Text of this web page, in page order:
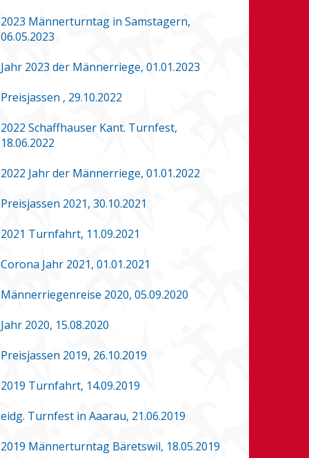
2023 Männerturntag in Samstagern,
06.05.2023
Jahr 2023 der Männerriege, 01.01.2023
Preisjassen , 29.10.2022
2022 Schaffhauser Kant. Turnfest,
18.06.2022
2022 Jahr der Männerriege, 01.01.2022
Preisjassen 2021, 30.10.2021
2021 Turnfahrt, 11.09.2021
Corona Jahr 2021, 01.01.2021
Männerriegenreise 2020, 05.09.2020
Jahr 2020, 15.08.2020
Preisjassen 2019, 26.10.2019
2019 Turnfahrt, 14.09.2019
eidg. Turnfest in Aaarau, 21.06.2019
2019 Männerturntag Bäretswil, 18.05.2019